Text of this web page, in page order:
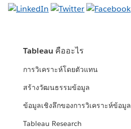
Tableau คืออะไร
การวิเคราะห์โดยตัวแทน
สร้างวัฒนธรรมข้อมูล
ข้อมูลเชิงลึกของการวิเคราะห์ข้อมูล
Tableau Research